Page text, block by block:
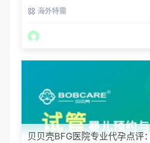
案解析
海外特需
贝贝壳BFG医院专业代孕点评